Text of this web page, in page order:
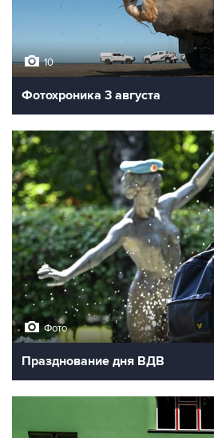
10
Фотохроника 3 августа
Фото
Празднование дня ВДВ